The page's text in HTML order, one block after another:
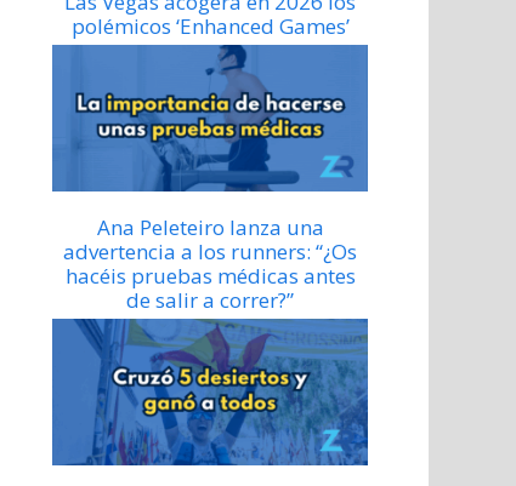
polémicos ‘Enhanced Games’
Ana Peleteiro lanza una
advertencia a los runners: “¿Os
hacéis pruebas médicas antes
de salir a correr?”